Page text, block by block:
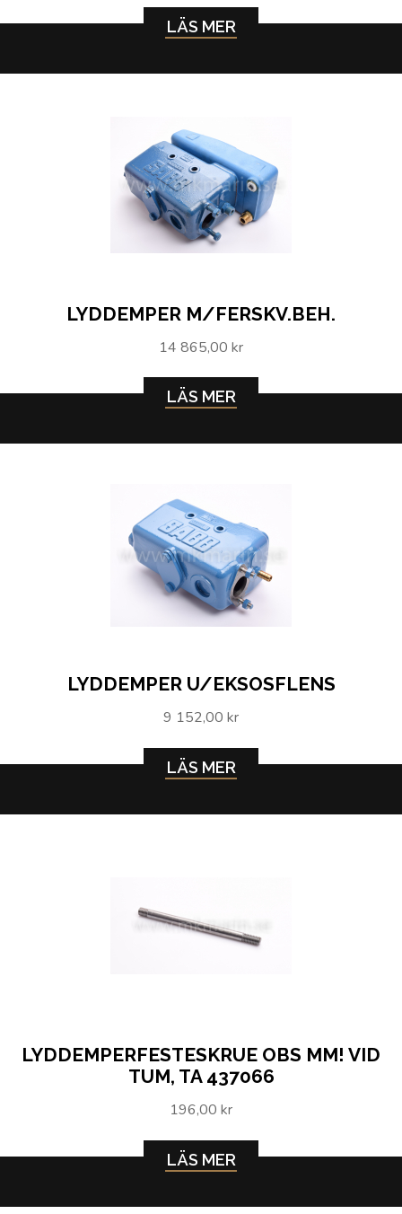
LÄS MER
LYDDEMPER M/FERSKV.BEH.
14 865,00 kr
LÄS MER
LYDDEMPER U/EKSOSFLENS
9 152,00 kr
LÄS MER
LYDDEMPERFESTESKRUE OBS MM! VID
TUM, TA 437066
196,00 kr
LÄS MER